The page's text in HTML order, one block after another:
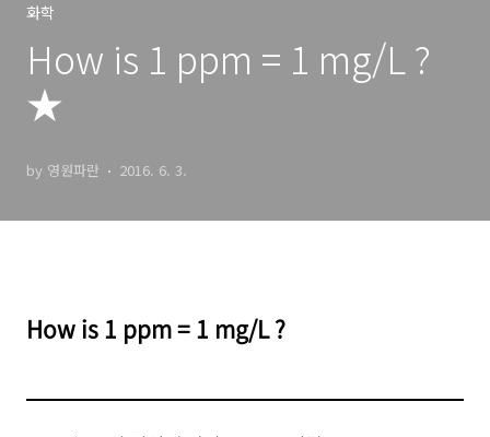
화학
How is 1 ppm = 1 mg/L ?
★
by 영원파란 2016. 6. 3.
How is 1 ppm = 1 mg/L ?